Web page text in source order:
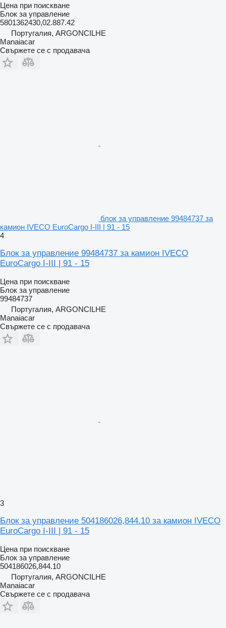
Цена при поискване
Блок за управление
5801362430,02.887.42
Португалия, ARGONCILHE
Manaiacar
Свържете се с продавача
блок за управление 99484737 за
камион IVECO EuroCargo I-III | 91 - 15
4
Блок за управление 99484737 за камион IVECO
EuroCargo I-III | 91 - 15
Цена при поискване
Блок за управление
99484737
Португалия, ARGONCILHE
Manaiacar
Свържете се с продавача
3
Блок за управление 504186026,844.10 за камион IVECO
EuroCargo I-III | 91 - 15
Цена при поискване
Блок за управление
504186026,844.10
Португалия, ARGONCILHE
Manaiacar
Свържете се с продавача